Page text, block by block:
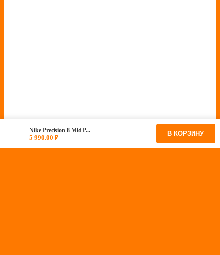
Nike Precision 8 Mid P...
5 990.00 ₽ В КОРЗИНУ